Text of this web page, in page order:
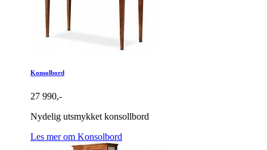
Konsolbord
27 990,-
Nydelig utsmykket konsollbord
Les mer om Konsolbord